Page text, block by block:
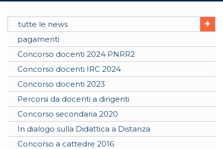
tutte le news
pagamenti
Concorso docenti 2024 PNRR2
Concorso docenti IRC 2024
Concorso docenti 2023
Percorsi da docenti a dirigenti
Concorso secondaria 2020
In dialogo sulla Didattica a Distanza
Concorso a cattedre 2016